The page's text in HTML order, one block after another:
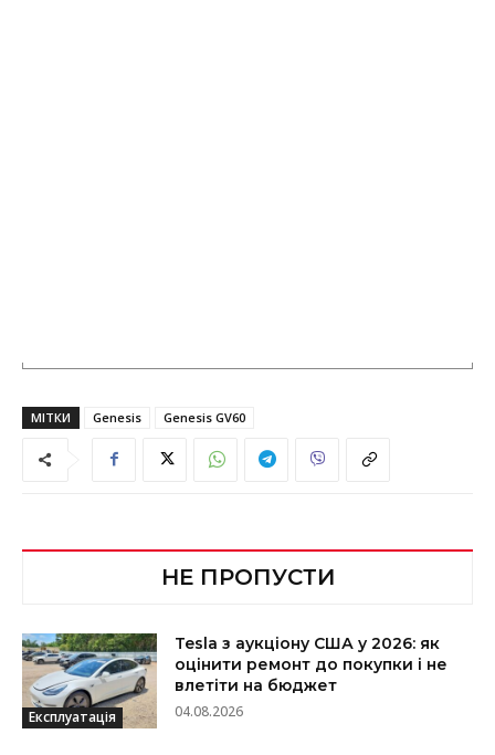
МІТКИ Genesis Genesis GV60
НЕ ПРОПУСТИ
Експлуатація
Tesla з аукціону США у 2026: як
оцінити ремонт до покупки і не
влетіти на бюджет
04.08.2026